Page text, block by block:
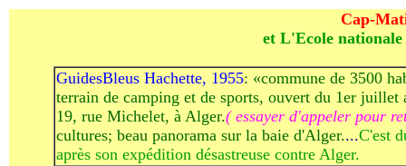
Cap-
et L'Ecole
GuidesBleus Hachette, 1955: «commune de 3500
terrain de camping et de sports, ouvert du 1er juillet
19, rue Michelet, à Alger.( essayer d'appeler pour
cultures; beau panorama sur la baie d'Alger....C'est
après son expédition désastreuse contre Alger.